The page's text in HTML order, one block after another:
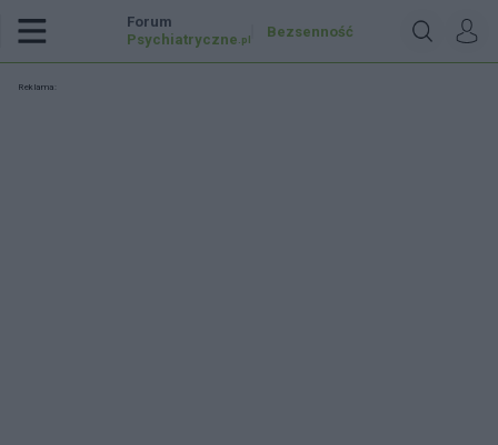
Forum
Psychiatryczne .pl Bezsenność
Reklama: